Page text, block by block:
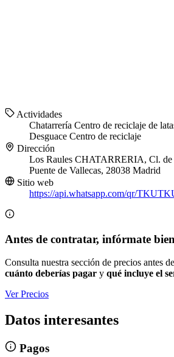
Actividades
Chatarrería Centro de reciclaje de
Desguace Centro de reciclaje
Dirección
Los Raules CHATARRERIA, Cl. de
Puente de Vallecas, 28038 Madrid
Sitio web
https://api.whatsapp.com/qr/
Antes de contratar, infórmate bien
Consulta nuestra sección de precios antes
cuánto deberías pagar y qué incluye el
Ver Precios
Datos interesantes
Pagos